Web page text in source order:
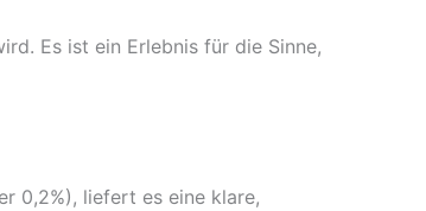
Es ist ein Erlebnis für die Sinne,
0,2%), liefert es eine klare,